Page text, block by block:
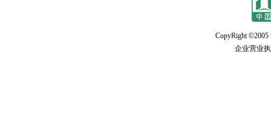
CopyRight ©2005
企业营业